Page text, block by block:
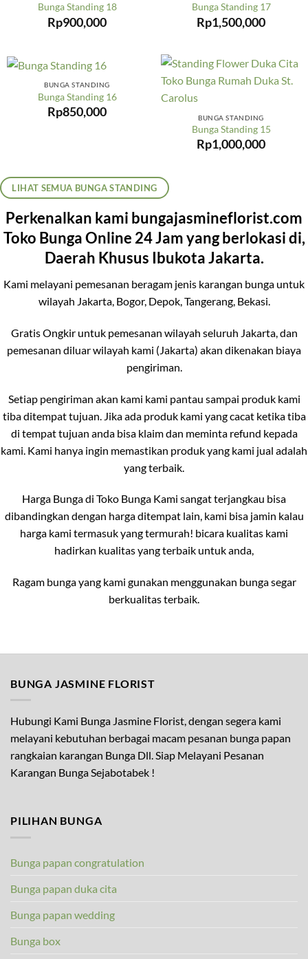
Bunga Standing 18
Rp900,000
Bunga Standing 17
Rp1,500,000
BUNGA STANDING
Bunga Standing 16
Rp850,000 BUNGA STANDING
Bunga Standing 15
Rp1,000,000
LIHAT SEMUA BUNGA STANDING
Perkenalkan kami bungajasmineflorist.com
Toko Bunga Online 24 Jam yang berlokasi di,
Daerah Khusus Ibukota Jakarta.
Kami melayani pemesanan beragam jenis karangan bunga untuk
wilayah Jakarta, Bogor, Depok, Tangerang, Bekasi.
Gratis Ongkir untuk pemesanan wilayah seluruh Jakarta, dan
pemesanan diluar wilayah kami (Jakarta) akan dikenakan biaya
pengiriman.
Setiap pengiriman akan kami kami pantau sampai produk kami
tiba ditempat tujuan. Jika ada produk kami yang cacat ketika tiba
di tempat tujuan anda bisa klaim dan meminta refund kepada
kami. Kami hanya ingin memastikan produk yang kami jual adalah
yang terbaik.
Harga Bunga di Toko Bunga Kami sangat terjangkau bisa
dibandingkan dengan harga ditempat lain, kami bisa jamin kalau
harga kami termasuk yang termurah! bicara kualitas kami
hadirkan kualitas yang terbaik untuk anda,
Ragam bunga yang kami gunakan menggunakan bunga segar
berkualitas terbaik.
BUNGA JASMINE FLORIST
Hubungi Kami Bunga Jasmine Florist, dengan segera kami
melayani kebutuhan berbagai macam pesanan bunga papan
rangkaian karangan Bunga Dll. Siap Melayani Pesanan
Karangan Bunga Sejabotabek !
PILIHAN BUNGA
Bunga papan congratulation
Bunga papan duka cita
Bunga papan wedding
Bunga box